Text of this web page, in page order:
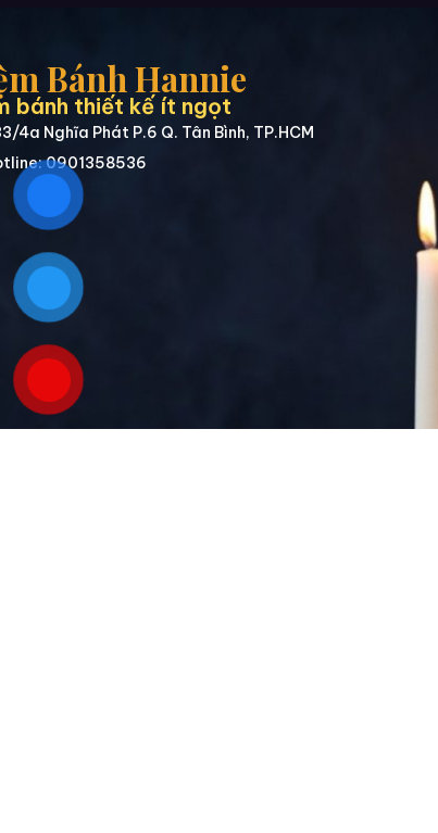
Bánh Hannie
bánh thiết kế ít ngọt
4a Nghĩa Phát P.6 Q. Tân Bình, TP.HCM
0901358536